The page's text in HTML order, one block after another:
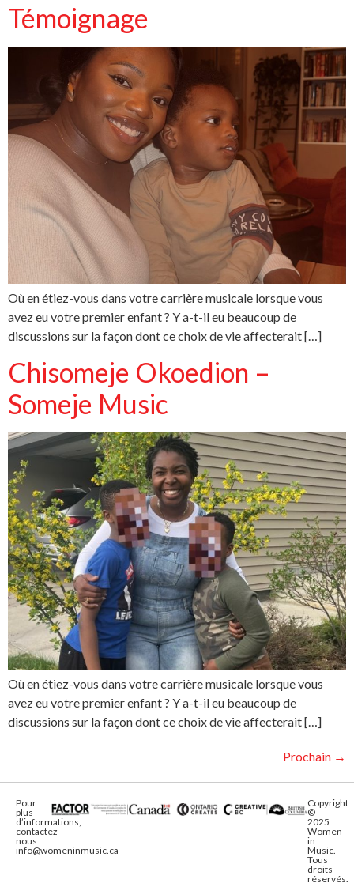
Témoignage
Où en étiez-vous dans votre carrière musicale lorsque vous
avez eu votre premier enfant ? Y a-t-il eu beaucoup de
discussions sur la façon dont ce choix de vie affecterait […]
Chisomeje Okoedion –
Someje Music
Où en étiez-vous dans votre carrière musicale lorsque vous
avez eu votre premier enfant ? Y a-t-il eu beaucoup de
discussions sur la façon dont ce choix de vie affecterait […]
Prochain →
Pour
plus
d’informations,
contactez-
nous
info@womeninmusic.ca
Copyright
©
2025
Women
in
Music.
Tous
droits
réservés.